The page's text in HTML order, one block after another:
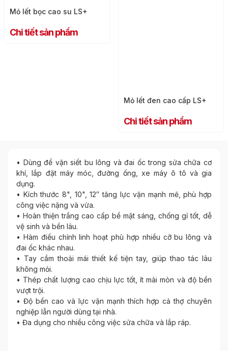
Mỏ lết bọc cao su LS+
Chi tiết sản phẩm
Mỏ lết đen cao cấp LS+
Chi tiết sản phẩm
• Dùng để vặn siết bu lông và đai ốc trong sửa chữa cơ
khí, lắp đặt máy móc, đường ống, xe máy ô tô và gia
dụng.
• Kích thước 8", 10", 12″ tăng lực vặn mạnh mẽ, phù hợp
công việc nặng và vừa.
• Hoàn thiện trắng cao cấp bề mặt sáng, chống gỉ tốt, dễ
vệ sinh và bền lâu.
• Hàm điều chỉnh linh hoạt phù hợp nhiều cỡ bu lông và
đai ốc khác nhau.
• Tay cầm thoải mái thiết kế tiện tay, giúp thao tác lâu
không mỏi.
• Thép chất lượng cao chịu lực tốt, ít mài mòn và độ bền
vượt trội.
• Độ bền cao và lực vặn mạnh thích hợp cả thợ chuyên
nghiệp lẫn người dùng tại nhà.
• Đa dụng cho nhiều công việc sửa chữa và lắp ráp.